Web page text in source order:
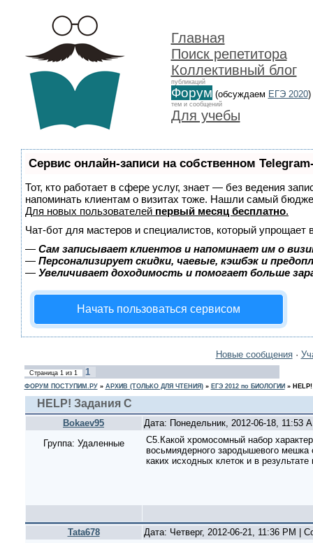
Главная
Поиск репетитора
Коллективный блог
публикаций
Форум (обсуждаем ЕГЭ 2020)
тем и сообщений
Для учебы
Сервис онлайн-записи на собственном
Тот, кто работает в сфере услуг, знает — без ведения
напоминать клиентам о визитах тоже. Нашли самый
Для новых пользователей первый месяц бесплатно.
Чат-бот для мастеров и специалистов, который упрощает
— Сам записывает клиентов и напоминает им о
— Персонализирует скидки, чаевые, кэшбэк и
— Увеличивает доходимость и помогает больше
Начать пользоваться сервисом
Новые сообщения·
Страница 1из 1 1
ФОРУМ ПОСТУПИМ.РУ» АРХИВ (ТОЛЬКО ДЛЯ ЧТЕНИЯ)» ЕГЭ 2012 по БИОЛОГИИ »
HELP! Задания C
Bokaev95
Дата: Понедельник, 2012-06-18, 11:53
Группа: Удаленные
C5.Какой хромосомный набор
восьмиядерного зародышевого мешка
каких исходных клеток и в
Tata678
Дата: Четверг, 2012-06-21, 11:36 PM |